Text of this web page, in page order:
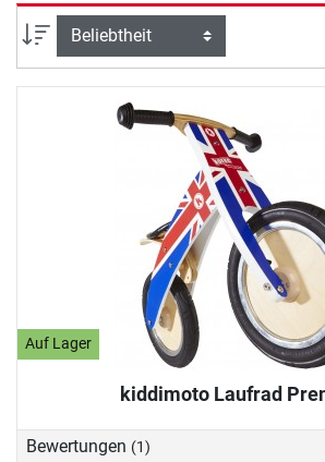
Sortierung
Auf Lager
kiddimoto Laufrad
Bewertungen (1)